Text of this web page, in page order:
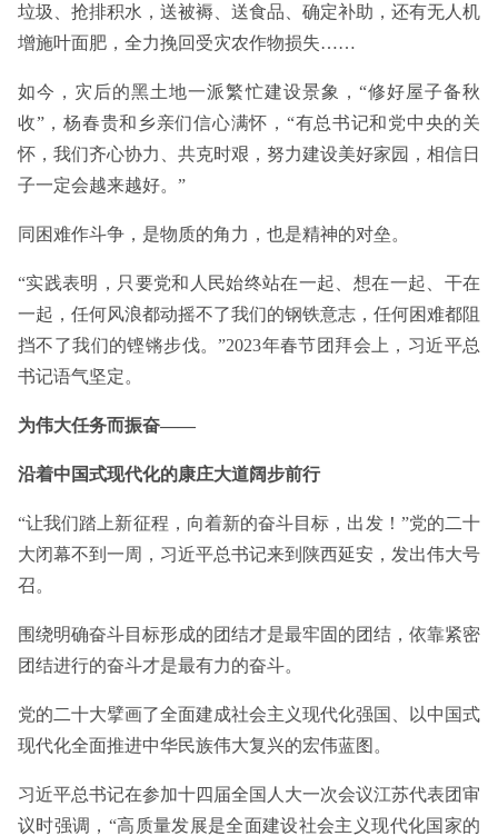
垃圾、抢排积水，送被褥、送食品、确定补助，还有无人机
增施叶面肥，全力挽回受灾农作物损失……
如今，灾后的黑土地一派繁忙建设景象，“修好屋子备秋
收”，杨春贵和乡亲们信心满怀，“有总书记和党中央的关
怀，我们齐心协力、共克时艰，努力建设美好家园，相信日
子一定会越来越好。”
同困难作斗争，是物质的角力，也是精神的对垒。
“实践表明，只要党和人民始终站在一起、想在一起、干在
一起，任何风浪都动摇不了我们的钢铁意志，任何困难都阻
挡不了我们的铿锵步伐。”2023年春节团拜会上，习近平总
书记语气坚定。
为伟大任务而振奋——
沿着中国式现代化的康庄大道阔步前行
“让我们踏上新征程，向着新的奋斗目标，出发！”党的二十
大闭幕不到一周，习近平总书记来到陕西延安，发出伟大号
召。
围绕明确奋斗目标形成的团结才是最牢固的团结，依靠紧密
团结进行的奋斗才是最有力的奋斗。
党的二十大擘画了全面建成社会主义现代化强国、以中国式
现代化全面推进中华民族伟大复兴的宏伟蓝图。
习近平总书记在参加十四届全国人大一次会议江苏代表团审
议时强调，“高质量发展是全面建设社会主义现代化国家的